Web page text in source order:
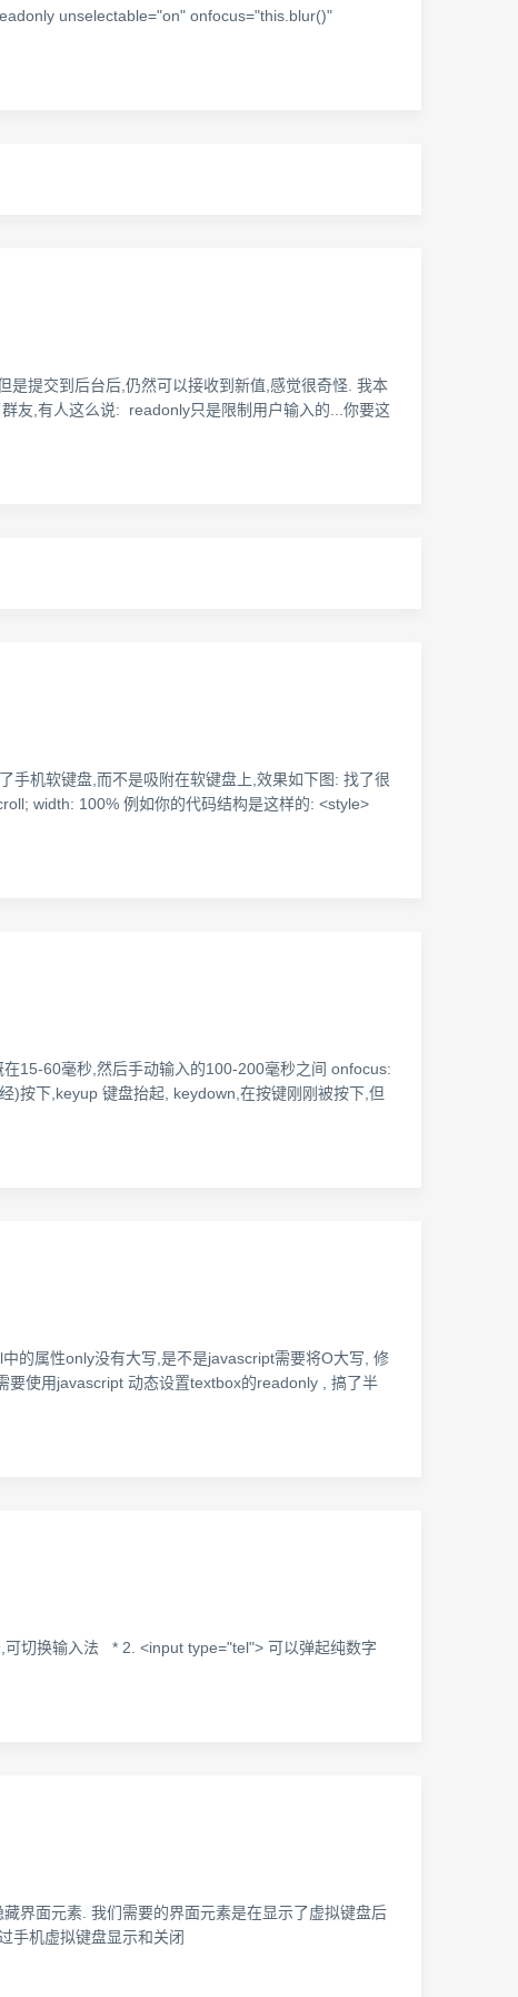
unselectable="on" onfocus="this.blur()"
提交到后台后,仍然可以接收到新值,感觉很奇怪. 我本
友,有人这么说: readonly只是限制用户输入的...你要这
手机软键盘,而不是吸附在软键盘上,效果如下图: 找了很
width: 100% 例如你的代码结构是这样的: <style>
15-60毫秒,然后手动输入的100-200毫秒之间 onfocus:
)按下,keyup 键盘抬起, keydown,在按键刚刚被按下,但
的属性only没有大写,是不是javascript需要将O大写, 修
要使用javascript 动态设置textbox的readonly , 搞了半
切换输入法 * 2. <input type="tel"> 可以弹起纯数字
界面元素. 我们需要的界面元素是在显示了虚拟键盘后
手机虚拟键盘显示和关闭